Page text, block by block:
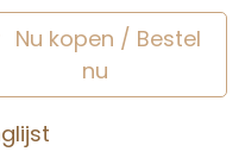
Nu kopen / Bestel
nu